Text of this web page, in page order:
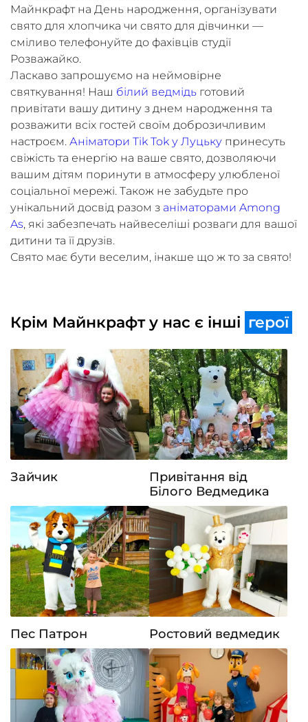
Майнкрафт на День народження, організувати
свято для хлопчика чи свято для дівчинки —
сміливо телефонуйте до фахівців студії
Розважайко.
Ласкаво запрошуємо на неймовірне
святкування! Наш білий ведмідь готовий
привітати вашу дитину з днем народження та
розважити всіх гостей своїм доброзичливим
настроєм. Аніматори Tik Tok у Луцьку принесуть
свіжість та енергію на ваше свято, дозволяючи
вашим дітям поринути в атмосферу улюбленої
соціальної мережі. Також не забудьте про
унікальний досвід разом з аніматорами Among
As, які забезпечать найвеселіші розваги для вашої
дитини та її друзів.
Свято має бути веселим, інакше що ж то за свято!
Крім Майнкрафт у нас є інші герої
Зайчик
Привітання від
Білого Ведмедика
Пес Патрон Ростовий ведмедик